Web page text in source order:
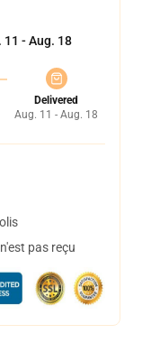
11 - Aug. 18
Delivered
Aug. 11 - Aug. 18
pas reçu